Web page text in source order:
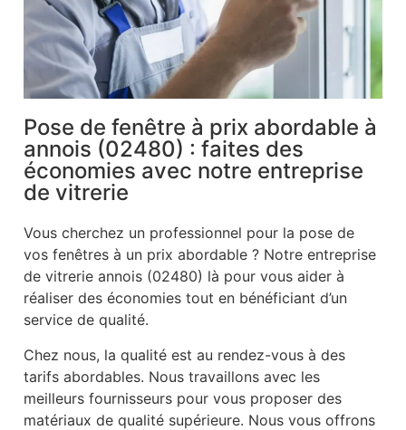
Pose de fenêtre à prix abordable à
annois (02480) : faites des
économies avec notre entreprise
de vitrerie
Vous cherchez un professionnel pour la pose de
vos fenêtres à un prix abordable ? Notre entreprise
de vitrerie annois (02480) là pour vous aider à
réaliser des économies tout en bénéficiant d’un
service de qualité.
Chez nous, la qualité est au rendez-vous à des
tarifs abordables. Nous travaillons avec les
meilleurs fournisseurs pour vous proposer des
matériaux de qualité supérieure. Nous vous offrons